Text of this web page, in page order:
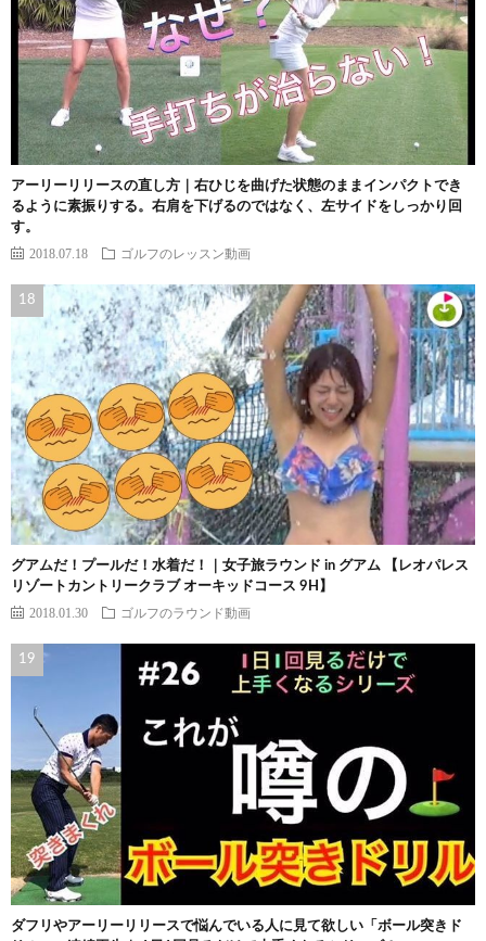
アーリーリリースの直し方｜右ひじを曲げた状態のままインパクトでき
るように素振りする。右肩を下げるのではなく、左サイドをしっかり回
す。
2018.07.18 ゴルフのレッスン動画
グアムだ！プールだ！水着だ！｜女子旅ラウンド in グアム 【レオパレス
リゾートカントリークラブ オーキッドコース 9H】
2018.01.30 ゴルフのラウンド動画
ダフリやアーリーリリースで悩んでいる人に見て欲しい「ボール突きド